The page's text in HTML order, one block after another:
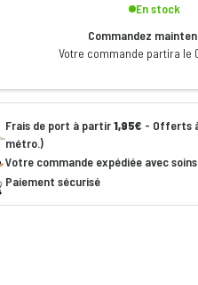
En stock
Commandez
Votre commande partira le
Frais de port à partir1,95€ - Offerts
métro.)
Votre commande expédiée avec soins
Paiement sécurisé